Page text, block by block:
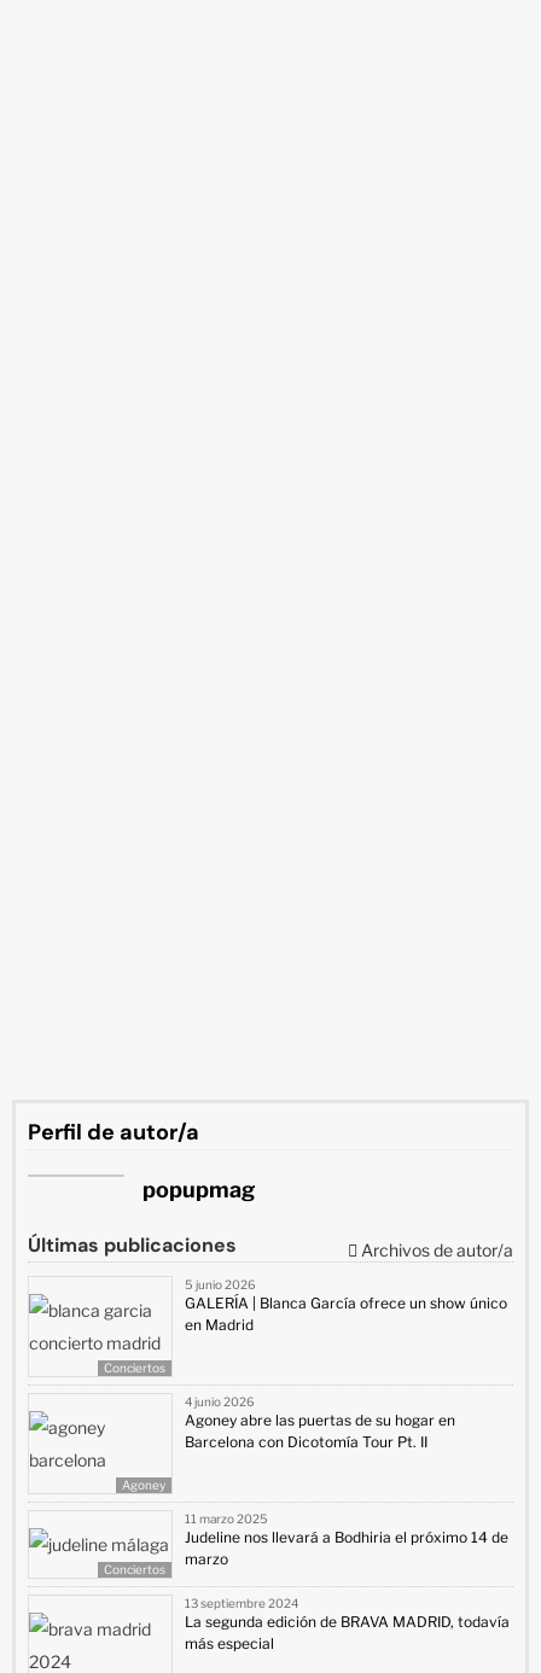
Perfil de autor/a
popupmag
Últimas publicaciones Archivos de autor/a
Conciertos
5 junio 2026
GALERÍA | Blanca García ofrece un show único
en Madrid
Agoney
4 junio 2026
Agoney abre las puertas de su hogar en
Barcelona con Dicotomía Tour Pt. II
Conciertos
11 marzo 2025
Judeline nos llevará a Bodhiria el próximo 14 de
marzo
13 septiembre 2024
La segunda edición de BRAVA MADRID, todavía
más especial